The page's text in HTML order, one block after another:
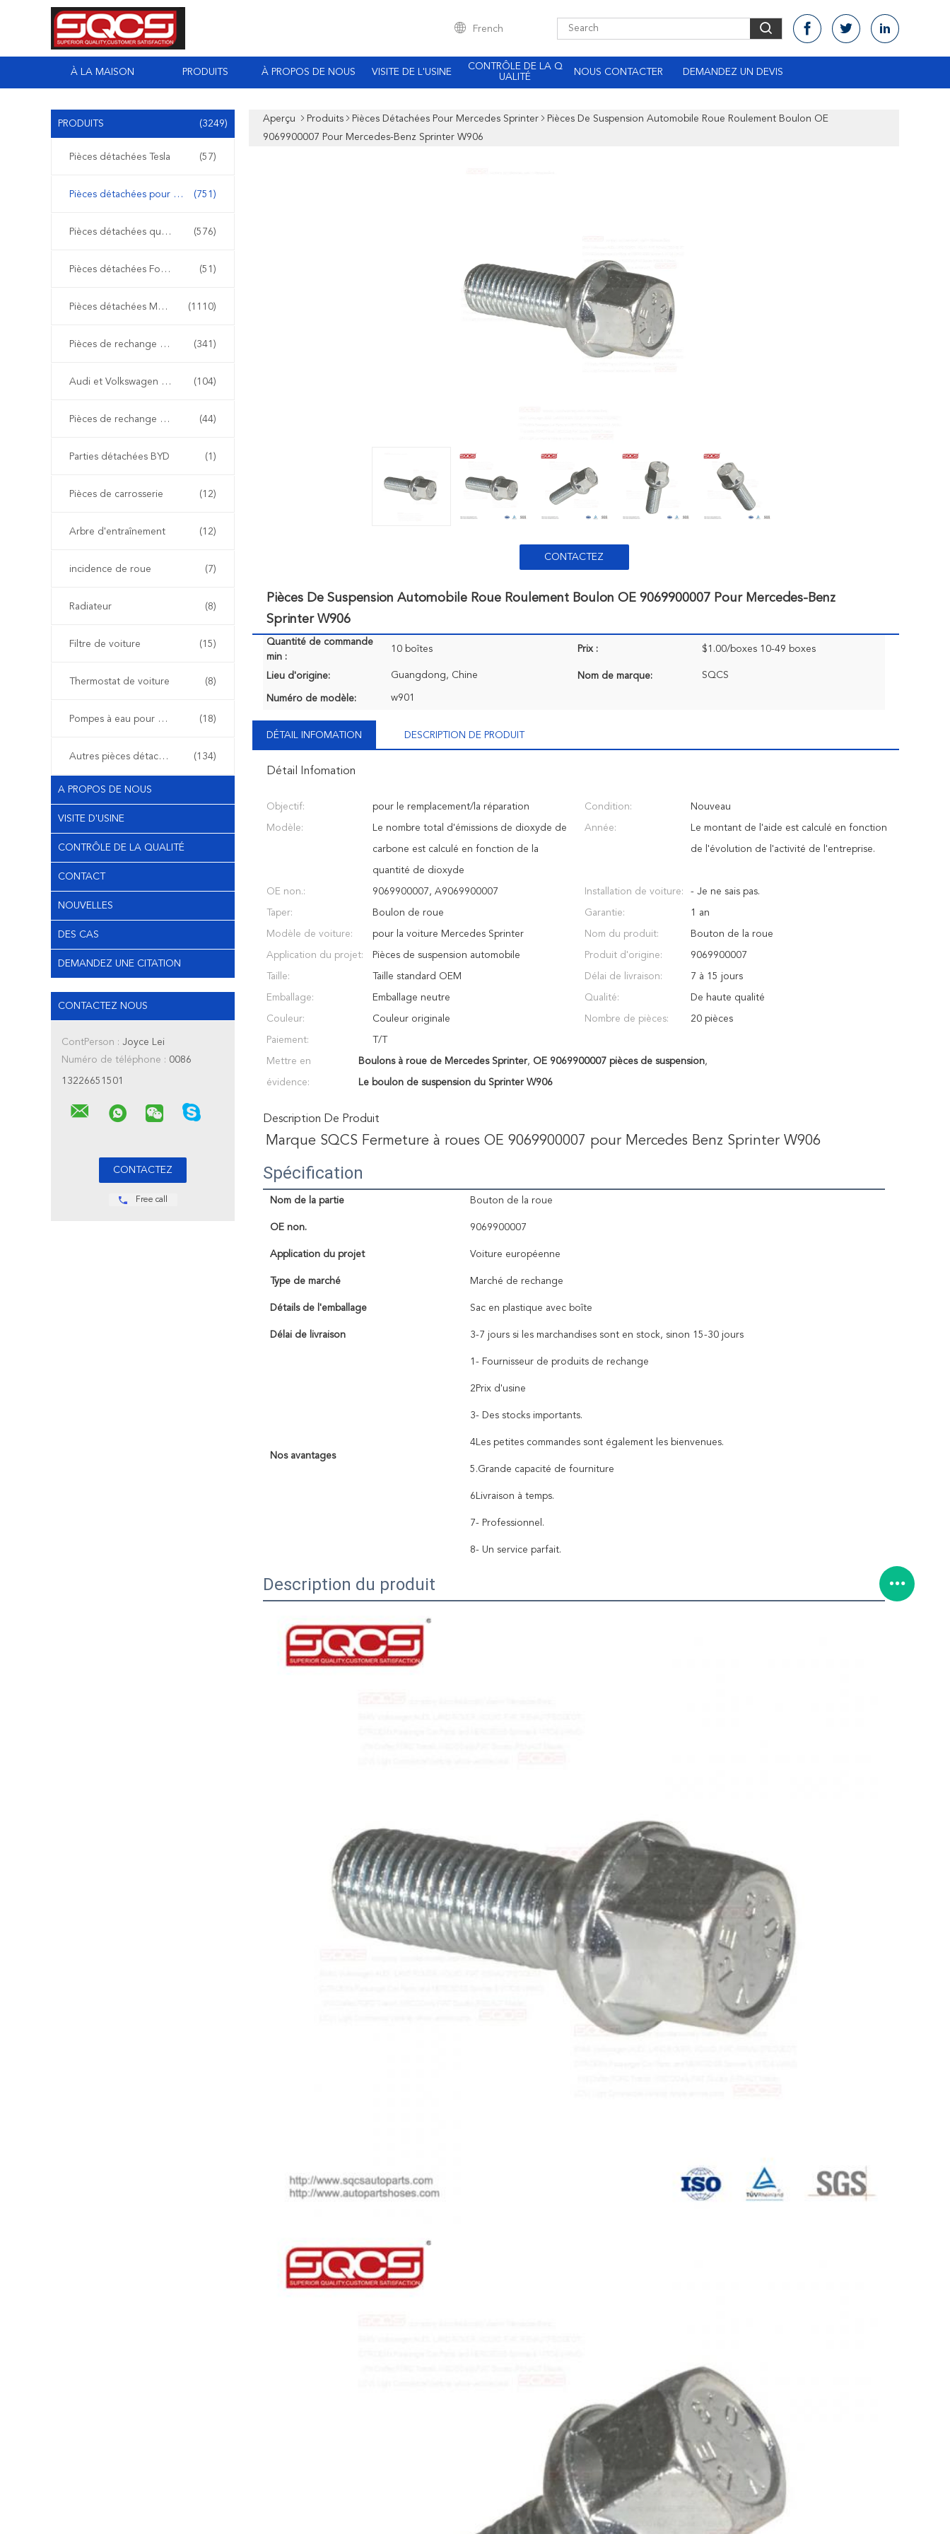
French
À LA MAISON PRODUITS À PROPOS DE NOUS VISITE DE L'USINE
CONTRÔLE DE LA Q
UALITÉ
NOUS CONTACTER DEMANDEZ UN DEVIS
PRODUITS (3249)
Pièces détachées Tesla (57)
Pièces détachées pour Mercedes Sprinter (751)
Pièces détachées quotidiennes Iveco (576)
Pièces détachées Ford Transit (51)
Pièces détachées Mercedes Benz (1110)
Pièces de rechange de BMW (341)
Audi et Volkswagen pièces détachées (104)
Pièces de rechange de Renault (44)
Parties détachées BYD (1)
Pièces de carrosserie (12)
Arbre d'entraînement (12)
incidence de roue (7)
Radiateur (8)
Filtre de voiture (15)
Thermostat de voiture (8)
Pompes à eau pour voiture (18)
Autres pièces détachées automobiles (134)
A PROPOS DE NOUS
VISITE D'USINE
CONTRÔLE DE LA QUALITÉ
CONTACT
NOUVELLES
DES CAS
DEMANDEZ UNE CITATION
CONTACTEZ NOUS
ContPerson : Joyce Lei
Numéro de téléphone : 0086
13226651501
Free call
Aperçu Produits Pièces Détachées Pour Mercedes Sprinter
Pièces De Suspension Automobile Roue Roulement Boulon OE
9069900007 Pour Mercedes-Benz Sprinter W906
CONTACTEZ
Pièces De Suspension Automobile Roue Roulement Boulon OE 9069900007 Pour Mercedes-Benz
Sprinter W906
Quantité de commande
min :
10 boîtes Prix : $1.00/boxes 10-49 boxes
Lieu d'origine: Guangdong, Chine Nom de marque: SQCS
Numéro de modèle: w901
DÉTAIL INFOMATION DESCRIPTION DE PRODUIT
Détail Infomation
Objectif: pour le remplacement/la réparation Condition: Nouveau
Modèle: Le nombre total d'émissions de dioxyde de
carbone est calculé en fonction de la
quantité de dioxyde
Année: Le montant de l'aide est calculé en fonction
de l'évolution de l'activité de l'entreprise.
OE non.: 9069900007, A9069900007 Installation de voiture: - Je ne sais pas.
Taper: Boulon de roue Garantie: 1 an
Modèle de voiture: pour la voiture Mercedes Sprinter Nom du produit: Bouton de la roue
Application du projet: Pièces de suspension automobile Produit d'origine: 9069900007
Taille: Taille standard OEM Délai de livraison: 7 à 15 jours
Emballage: Emballage neutre Qualité: De haute qualité
Couleur: Couleur originale Nombre de pièces: 20 pièces
Paiement: T/T
Mettre en
évidence:
Boulons à roue de Mercedes Sprinter, OE 9069900007 pièces de suspension,
Le boulon de suspension du Sprinter W906
Description De Produit
Marque SQCS Fermeture à roues OE 9069900007 pour Mercedes Benz Sprinter W906
Spécification
Nom de la partie Bouton de la roue
OE non. 9069900007
Application du projet Voiture européenne
Type de marché Marché de rechange
Détails de l'emballage Sac en plastique avec boîte
Délai de livraison 3-7 jours si les marchandises sont en stock, sinon 15-30 jours
Nos avantages
1- Fournisseur de produits de rechange
2Prix d'usine
3- Des stocks importants.
4Les petites commandes sont également les bienvenues.
5.Grande capacité de fourniture
6Livraison à temps.
7- Professionnel.
8- Un service parfait.
Description du produit